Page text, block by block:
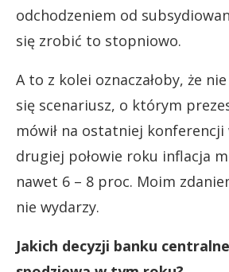
odchodzeniem od
się zrobić to stopniowo.
A to z kolei oznaczałoby, że
się scenariusz, o którym
mówił na ostatniej konferencji
drugiej połowie roku inflacja
nawet 6 – 8 proc. Moim
nie wydarzy.
Jakich decyzji banku